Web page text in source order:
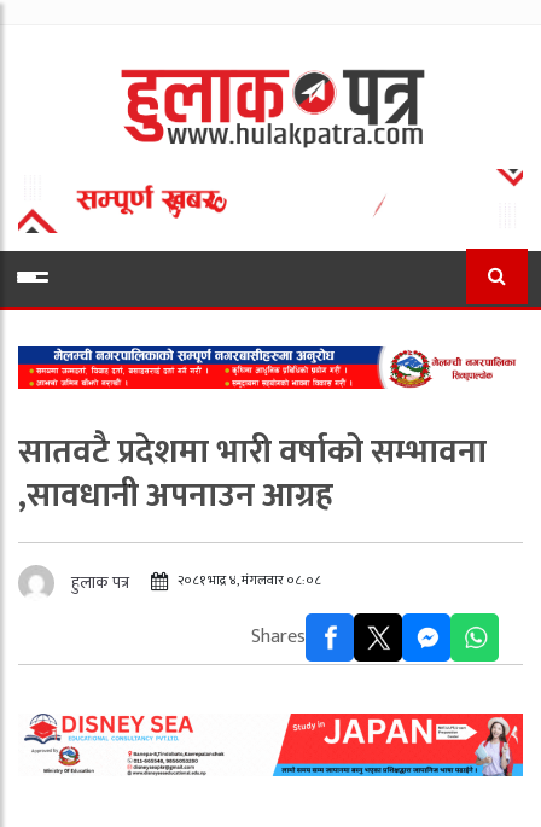
सातवटै प्रदेशमा भारी वर्षाको सम्भावना
,सावधानी अपनाउन आग्रह
हुलाक पत्र २०८१ भाद्र ४, मंगलवार ०८:०८
Shares